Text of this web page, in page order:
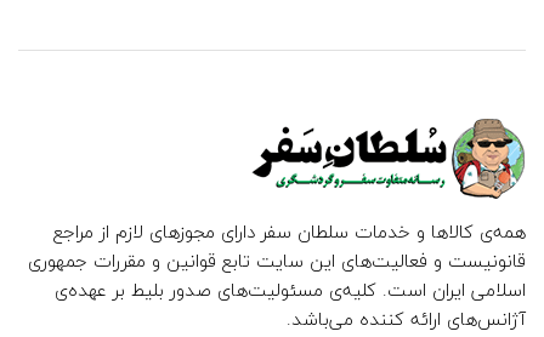
همه‌ی کالاها و خدمات سلطان سفر دارای مجوزهای لازم از مراجع
قانونیست و فعالیت‌های این سایت تابع قوانین و مقررات جمهوری
اسلامی ایران است. کلیه‌ی مسئولیت‌های صدور بلیط بر عهده‌ی
آژانس‌های ارائه کننده می‌باشد.